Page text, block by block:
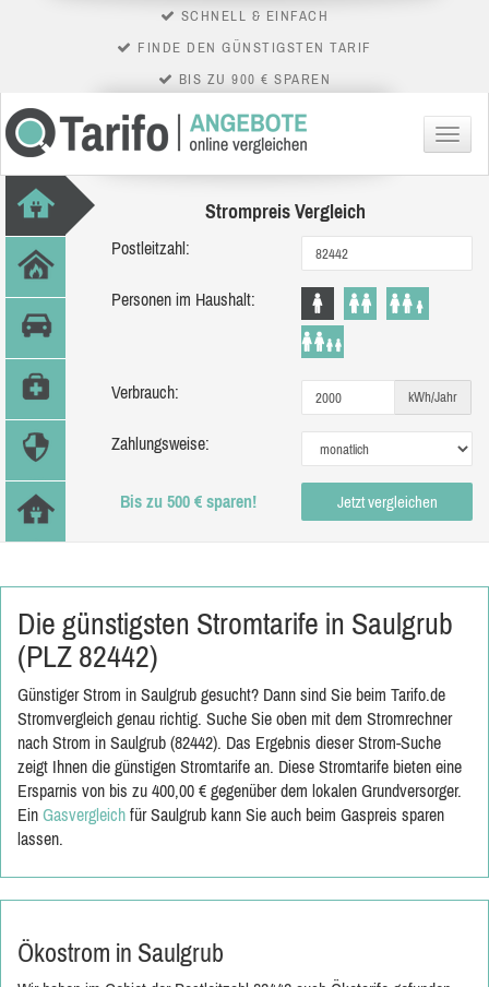
SCHNELL & EINFACH
FINDE DEN GÜNSTIGSTEN TARIF
BIS ZU 900 € SPAREN
Menü
Strompreis Vergleich
Postleitzahl:
Personen im Haushalt:
Verbrauch: kWh/Jahr
Zahlungsweise:
Bis zu 500 € sparen! Jetzt vergleichen
Die günstigsten Stromtarife in Saulgrub
(PLZ 82442)
Günstiger Strom in Saulgrub gesucht? Dann sind Sie beim Tarifo.de
Stromvergleich genau richtig. Suche Sie oben mit dem Stromrechner
nach Strom in Saulgrub (82442). Das Ergebnis dieser Strom-Suche
zeigt Ihnen die günstigen Stromtarife an. Diese Stromtarife bieten eine
Ersparnis von bis zu 400,00 € gegenüber dem lokalen Grundversorger.
Ein Gasvergleich für Saulgrub kann Sie auch beim Gaspreis sparen
lassen.
Ökostrom in Saulgrub